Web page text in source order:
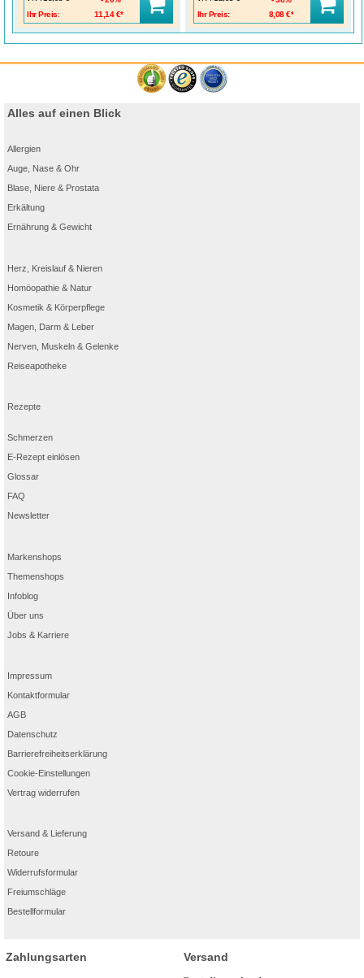
Ihr Preis:
11,14 €*
Ihr Preis:
8,08 €*
Alles auf einen Blick
Allergien
Auge, Nase & Ohr
Blase, Niere & Prostata
Erkältung
Ernährung & Gewicht
Herz, Kreislauf & Nieren
Homöopathie & Natur
Kosmetik & Körperpflege
Magen, Darm & Leber
Nerven, Muskeln & Gelenke
Reiseapotheke
Rezepte
Schmerzen
E-Rezept einlösen
Glossar
FAQ
Newsletter
Markenshops
Themenshops
Infoblog
Über uns
Jobs & Karriere
Impressum
Kontaktformular
AGB
Datenschutz
Barrierefreiheitserklärung
Cookie-Einstellungen
Vertrag widerrufen
Versand & Lieferung
Retoure
Widerrufsformular
Freiumschläge
Bestellformular
Zahlungsarten Versand